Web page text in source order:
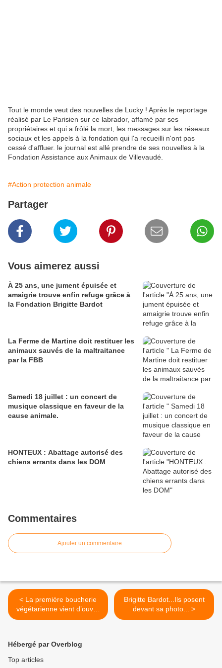
Tout le monde veut des nouvelles de Lucky ! Après le reportage
réalisé par Le Parisien sur ce labrador, affamé par ses
propriétaires et qui a frôlé la mort, les messages sur les réseaux
sociaux et les appels à la fondation qui l'a recueilli n'ont pas
cessé d'affluer. le journal est allé prendre de ses nouvelles à la
Fondation Assistance aux Animaux de Villevaudé.
#Action protection animale
Partager
Vous aimerez aussi
À 25 ans, une jument épuisée et
amaigrie trouve enfin refuge grâce à
la Fondation Brigitte Bardot
La Ferme de Martine doit restituer les
animaux sauvés de la maltraitance
par la FBB
Samedi 18 juillet : un concert de
musique classique en faveur de la
cause animale.
HONTEUX : Abattage autorisé des
chiens errants dans les DOM
Commentaires
Ajouter un commentaire
< La première boucherie
végétarienne vient d’ouvrir
en France!
Brigitte Bardot...Ils posent
devant sa photo... >
Hébergé par Overblog
Top articles